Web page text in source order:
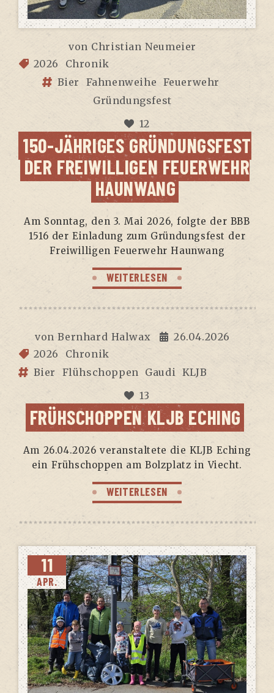
von Christian Neumeier
2026
Chronik
Bier
Fahnenweihe Feuerwehr
Gründungsfest
12
150-JÄH­RI­GES GRÜN­DUNGS­FEST
DER FREI­WIL­LI­GEN FEU­ER­WEHR
HAUNWANG
Am Sonn­tag, den 3. Mai 2026, folg­te der BBB
1516 der Ein­la­dung zum Grün­dungs­fest der
Frei­wil­li­gen Feu­er­wehr Haunwang
WEITERLESEN
vonBernhard Halwax
26.04.2026
2026
Chronik
Bier
Flühschoppen Gaudi
KLJB
13
FRÜH­SCHOP­PEN KLJB ECHING
Am 26.04.2026 ver­an­stal­te­te die KLJB Eching
ein Früh­schop­pen am Bolz­platz in Viecht.
WEITERLESEN
11
APR.